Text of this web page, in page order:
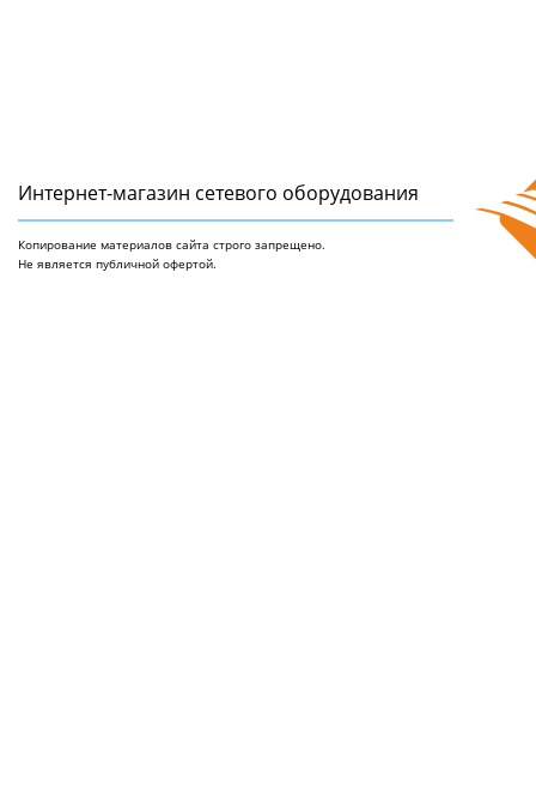
Интернет-магазин сетeвого оборудования
Копирование материалов сайта строго запрещено.
Не является публичной офертой.